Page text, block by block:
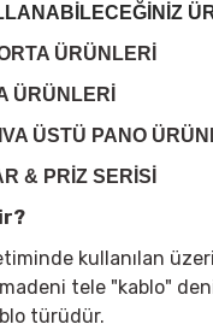
ÜRÜNLERİ
ÜRÜNLERİ
ÜSTÜ PANO
& PRİZ SERİSİ
kullanılan
tele "kablo"
türüdür.